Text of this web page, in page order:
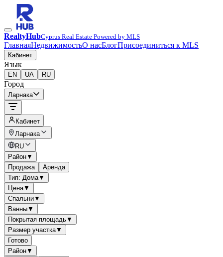
RealtyHubCyprus Real Estate Powered by MLS
ГлавнаяНедвижимостьО насБлогПрисоединиться к MLS
Кабинет
Язык
EN UA RU
Город
Ларнака
Кабинет
Ларнака
RU
Район▼
Продажа
Аренда
Тип: Дома▼
Цена▼
Спальни▼
Ванны▼
Покрытая площадь▼
Размер участка▼
Готово
Район▼